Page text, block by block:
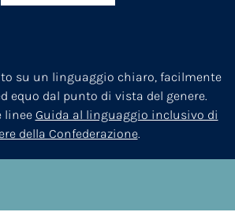
su un linguaggio chiaro, facilmente
equo dal punto di vista del genere.
linee Guida al linguaggio inclusivo di
della Confederazione.